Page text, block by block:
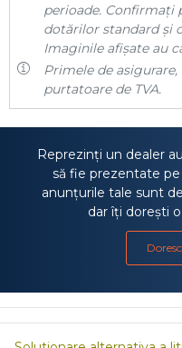
perioade. Confirmați
dotărilor standard și
Imaginile afișate au
Primele de
purtatoare de TVA.
Reprezinți un dealer
să fie prezentate
anunțurile tale sunt
dar îți dorești